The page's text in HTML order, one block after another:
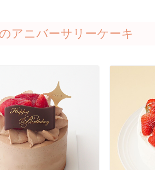
アニバーサリーケーキ